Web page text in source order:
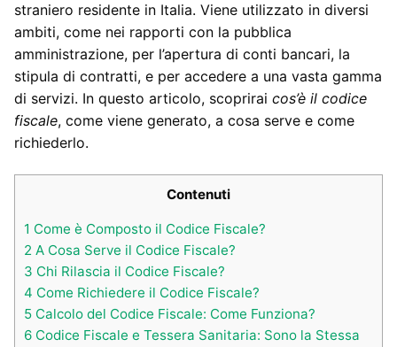
straniero residente in Italia. Viene utilizzato in diversi
ambiti, come nei rapporti con la pubblica
amministrazione, per l’apertura di conti bancari, la
stipula di contratti, e per accedere a una vasta gamma
di servizi. In questo articolo, scoprirai cos’è il codice
fiscale, come viene generato, a cosa serve e come
richiederlo.
Contenuti
1 Come è Composto il Codice Fiscale?
2 A Cosa Serve il Codice Fiscale?
3 Chi Rilascia il Codice Fiscale?
4 Come Richiedere il Codice Fiscale?
5 Calcolo del Codice Fiscale: Come Funziona?
6 Codice Fiscale e Tessera Sanitaria: Sono la Stessa